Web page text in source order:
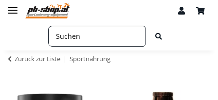
Zurück zur Liste Sportnahrung